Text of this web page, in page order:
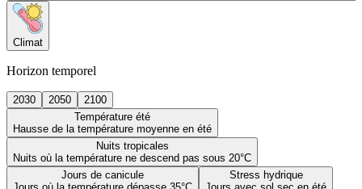
Climat
Horizon temporel
2030 2050
2100
Température été
Hausse de la température moyenne en été
Nuits tropicales
Nuits où la température ne descend pas sous 20°C
Jours de canicule
Stress hydrique